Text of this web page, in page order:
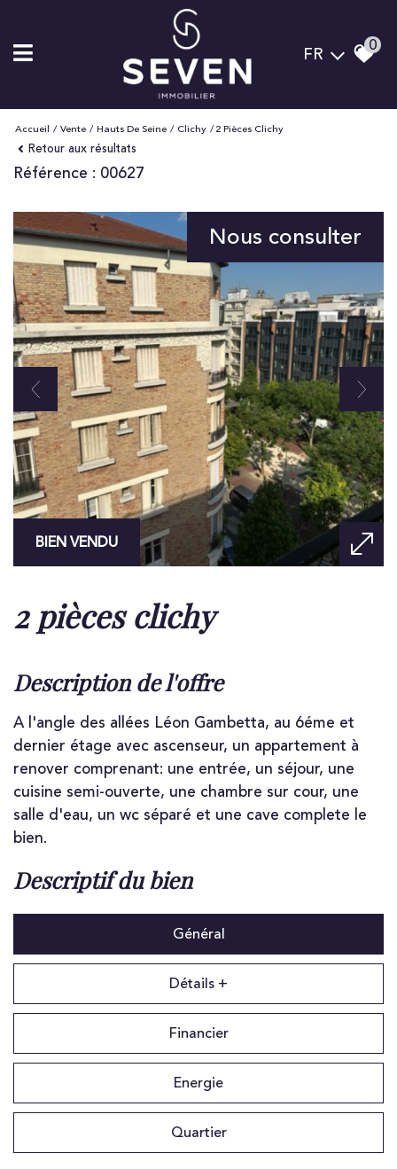
FR 0
Accueil Vente Hauts De Seine Clichy 2 Pièces Clichy
Retour aux résultats
Référence : 00627
BIEN VENDU
Nous consulter
2 pièces clichy
description de l'offre
A l'angle des allées Léon Gambetta, au 6éme et
dernier étage avec ascenseur, un appartement à
renover comprenant: une entrée, un séjour, une
cuisine semi-ouverte, une chambre sur cour, une
salle d'eau, un wc séparé et une cave complete le
bien.
descriptif du bien
Général
Détails +
Financier
Energie
Quartier